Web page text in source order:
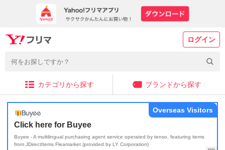
ログイン
カテゴリから探す ブランドから探す
Click here for Buyee
Buyee - A multilingual purchasing agent service operated by tenso, featuring items
from JDirectItems Fleamarket (provided by LY Corporation)
Overseas Visitors